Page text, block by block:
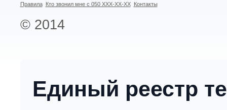
Правила Кто звонил мне с 050 XXX-XX-XX Контакты
© 2014
Единый реестр